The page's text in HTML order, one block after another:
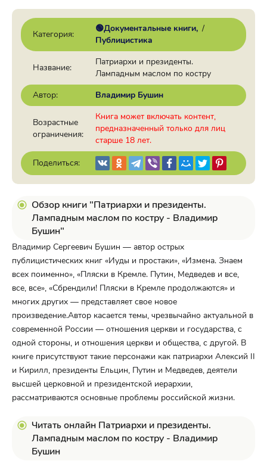
Категория:
🟢Документальные книги /
Публицистика
Название:
Патриархи и президенты.
Лампадным маслом по костру
Автор:
Владимир Бушин
Возрастные
ограничения:
Книга может включать контент,
предназначенный только для лиц
старше 18 лет.
Поделиться:
Обзор книги "Патриархи и президенты.
Лампадным маслом по костру - Владимир
Бушин"
Владимир Сергеевич Бушин — автор острых
публицистических книг «Иуды и простаки», «Измена. Знаем
всех поименно», «Пляски в Кремле. Путин, Медведев и все,
все, все», «Сбрендили! Пляски в Кремле продолжаются» и
многих других — представляет свое новое
произведение.Автор касается темы, чрезвычайно актуальной в
современной России — отношения церкви и государства, с
одной стороны, и отношения церкви и общества, с другой. В
книге присутствуют такие персонажи как патриархи Алексий II
и Кирилл, президенты Ельцин, Путин и Медведев, деятели
высшей церковной и президентской иерархии,
рассматриваются основные проблемы российской жизни.
Читать онлайн Патриархи и президенты.
Лампадным маслом по костру - Владимир
Бушин